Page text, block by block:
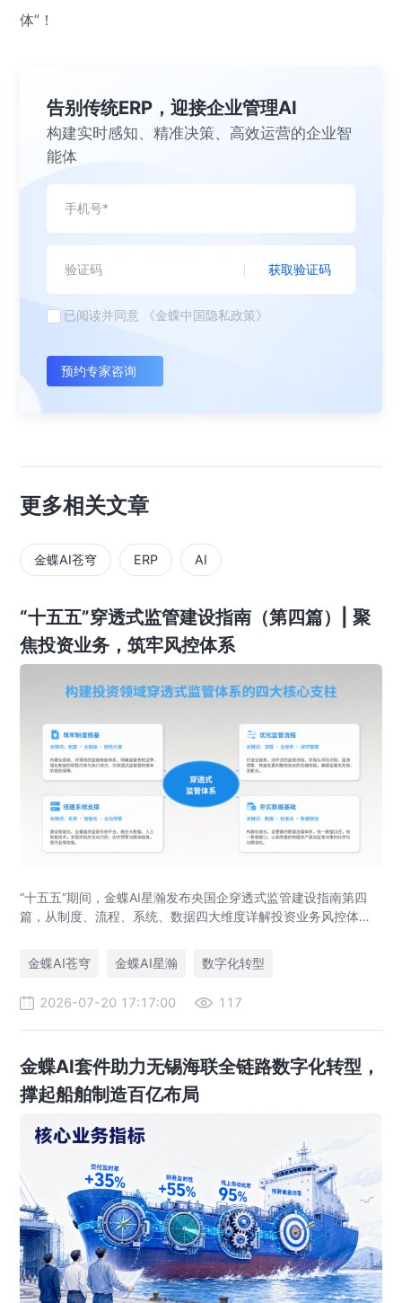
体”！
告别传统ERP，迎接企业管理AI
构建实时感知、精准决策、高效运营的企业智
能体
获取验证码
已阅读并同意 《金蝶中国隐私政策》
预约专家咨询
更多相关文章
金蝶AI苍穹 ERP AI
“十五五”穿透式监管建设指南（第四篇）| 聚
焦投资业务，筑牢风控体系
“十五五”期间，金蝶AI星瀚发布央国企穿透式监管建设指南第四
篇，从制度、流程、系统、数据四大维度详解投资业务风控体系
金蝶AI苍穹
金蝶AI星瀚 数字化转型
2026-07-20 17:17:00 117
金蝶AI套件助力无锡海联全链路数字化转型，
撑起船舶制造百亿布局